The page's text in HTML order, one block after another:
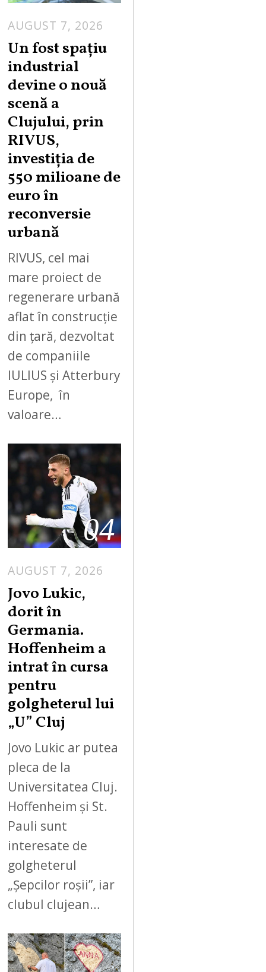
AUGUST 7, 2026
Un fost spațiu
industrial
devine o nouă
scenă a
Clujului, prin
RIVUS,
investiția de
550 milioane de
euro în
reconversie
urbană
RIVUS, cel mai
mare proiect de
regenerare urbană
aflat în construcție
din țară, dezvoltat
de companiile
IULIUS și Atterbury
Europe, în
valoare…
04
AUGUST 7, 2026
Jovo Lukic,
dorit în
Germania.
Hoffenheim a
intrat în cursa
pentru
golgheterul lui
„U” Cluj
Jovo Lukic ar putea
pleca de la
Universitatea Cluj.
Hoffenheim și St.
Pauli sunt
interesate de
golgheterul
„Șepcilor roșii”, iar
clubul clujean…